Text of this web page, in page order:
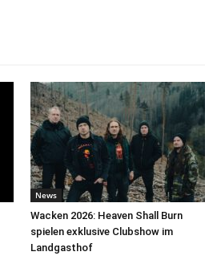
News
Wacken 2026: Heaven Shall Burn
spielen exklusive Clubshow im
Landgasthof